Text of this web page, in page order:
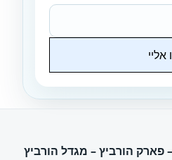
אליי
רחובות – פארק הורביץ – מגדל הורביץ